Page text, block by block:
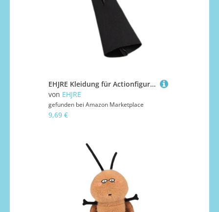
EHJRE Kleidung für Actionfiguren Im Maßstab 1:12, Puppenkleidung, Minikleid, Trendige Mode, Figurbetontes Kleid für Den Körper Einer 6 Zoll Weiblichen Puppe, Schwarz
von EHJRE
gefunden bei Amazon Marketplace
9,69 €